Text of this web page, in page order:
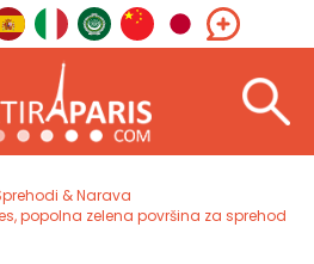
& Narava
popolna zelena površina za sprehod